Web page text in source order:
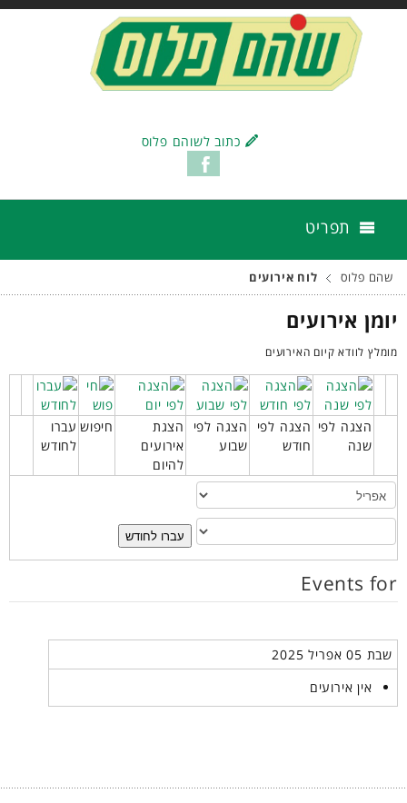
כתוב לשוהם פלוס
תפריט
שהם פלוס לוח אירועים
יומן אירועים
מומלץ לוודא קיום האירועים
הצגה לפי
שנה
הצגה לפי
חודש
הצגה לפי
שבוע
הצגת
אירועים
להיום
חיפוש עברו
לחודש
עברו לחודש
Events for
שבת 05 אפריל 2025
אין אירועים